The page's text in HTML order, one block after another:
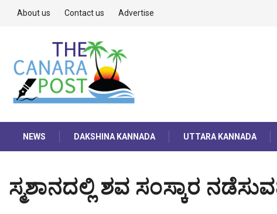
About us Contact us Advertise
NEWS DAKSHINA KANNADA UTTARA KANNADA
ಸ್ಮಶಾನದಲ್ಲಿ ಶವ ಸಂಸ್ಕಾರ